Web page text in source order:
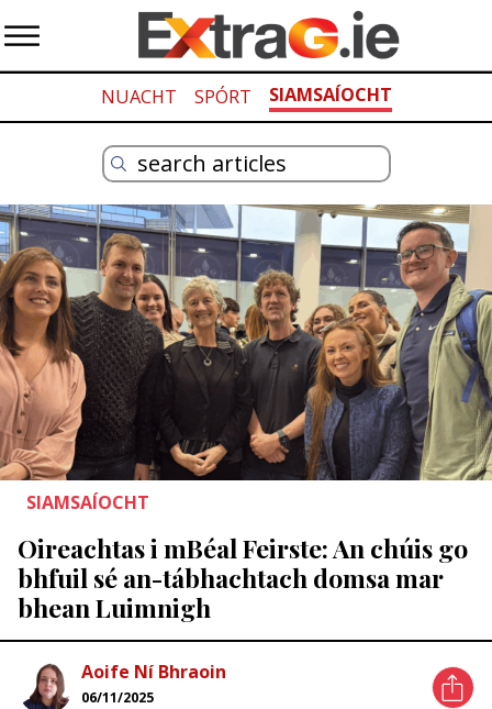
NUACHT SPÓRT SIAMSAÍOCHT
SIAMSAÍOCHT
Oireachtas i mBéal Feirste: An chúis go
bhfuil sé an-tábhachtach domsa mar
bhean Luimnigh
Aoife Ní Bhraoin
06/11/2025